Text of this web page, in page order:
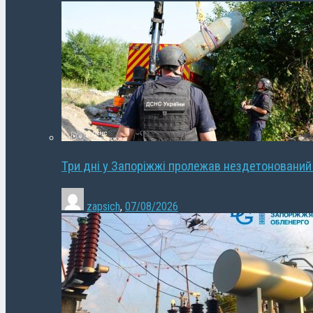
Три дні у Запоріжжі пролежав
zapsich, 07/08/2026